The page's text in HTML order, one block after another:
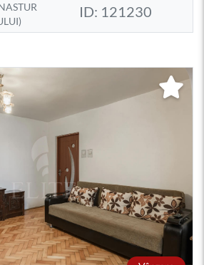
ID: 121230